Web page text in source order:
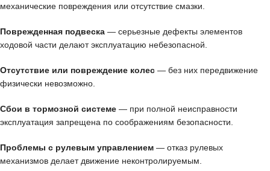
механические повреждения или отсутствие смазки.
Поврежденная подвеска — серьезные дефекты элементов
ходовой части делают эксплуатацию небезопасной.
Отсутствие или повреждение колес — без них передвижение
физически невозможно.
Сбои в тормозной системе — при полной неисправности
эксплуатация запрещена по соображениям безопасности.
Проблемы с рулевым управлением — отказ рулевых
механизмов делает движение неконтролируемым.